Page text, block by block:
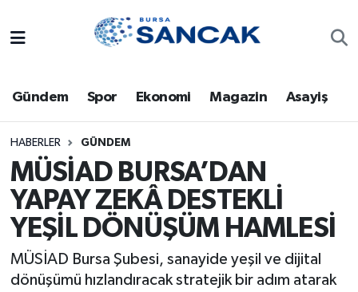
Gündem Spor Ekonomi Magazin Asayiş
HABERLER GÜNDEM
MÜSİAD BURSA’DAN
YAPAY ZEKÂ DESTEKLİ
YEŞİL DÖNÜŞÜM HAMLESİ
MÜSİAD Bursa Şubesi, sanayide yeşil ve dijital
dönüşümü hızlandıracak stratejik bir adım atarak
Bursa
Dünya
Eğitim
Ekonomi
Genel
Trafik Durumu
Süper Lig Puan Durumu ve Fikstür
Tüm Manşetler
Son Dakika Haberleri
Haber Arşivi